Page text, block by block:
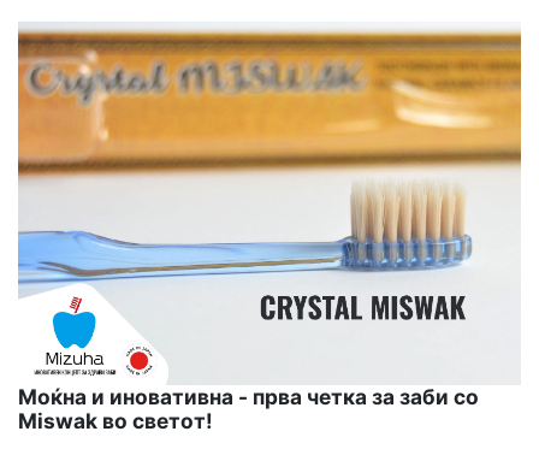
Моќна и иновативна - прва четка за заби со
Miswak во светот!